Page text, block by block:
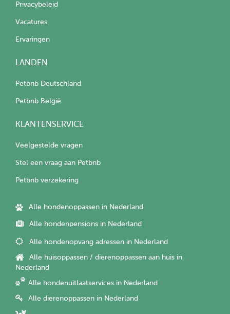
Privacybeleid
Vacatures
Ervaringen
LANDEN
Petbnb Deutschland
Petbnb België
KLANTENSERVICE
Veelgestelde vragen
Stel een vraag aan Petbnb
Petbnb verzekering
Alle hondenoppassen in Nederland
Alle hondenpensions in Nederland
Alle hondenopvang adressen in Nederland
Alle huisoppassen / dierenoppassen aan huis in
Nederland
Alle hondenuitlaatservices in Nederland
Alle dierenoppassen in Nederland